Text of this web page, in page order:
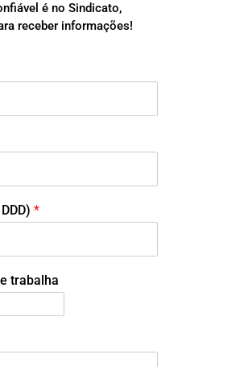
é no Sindicato,
receber informações!
*
trabalha